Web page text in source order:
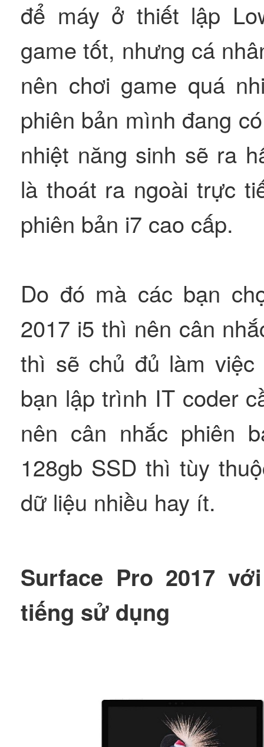
để máy ở thiết lập
game tốt, nhưng cá
nên chơi game quá
phiên bản mình đang
nhiệt năng sinh sẽ ra
là thoát ra ngoài trực
phiên bản i7 cao cấp.
Do đó mà các bạn
2017 i5 thì nên cân
thì sẽ chủ đủ làm việc
bạn lập trình IT coder
nên cân nhắc phiên
128gb SSD thì tùy
dữ liệu nhiều hay ít.
Surface Pro 2017
tiếng sử dụng